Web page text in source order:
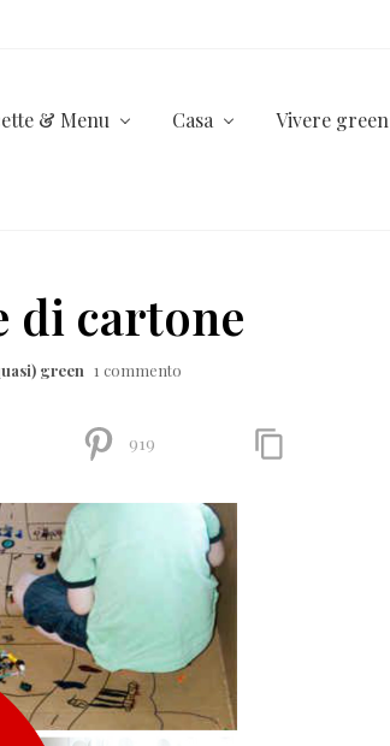
& Menu Casa Vivere green
di cartone
green 1 commento
919